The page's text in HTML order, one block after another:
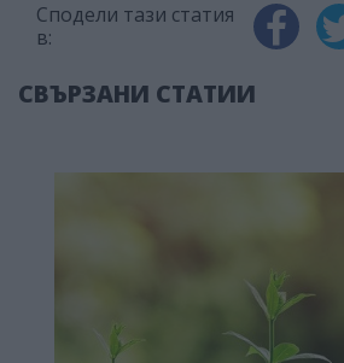
Сподели тази статия
в:
СВЪРЗАНИ СТАТИИ